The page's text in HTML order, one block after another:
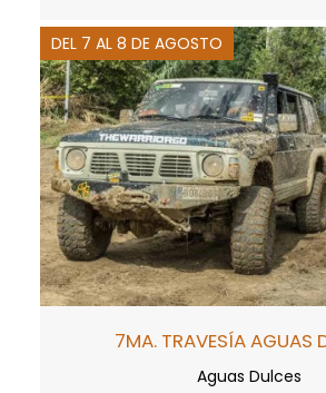
DEL 7 AL 8 DE AGOSTO
7MA. TRAVESÍA AGUAS
Aguas Dulces